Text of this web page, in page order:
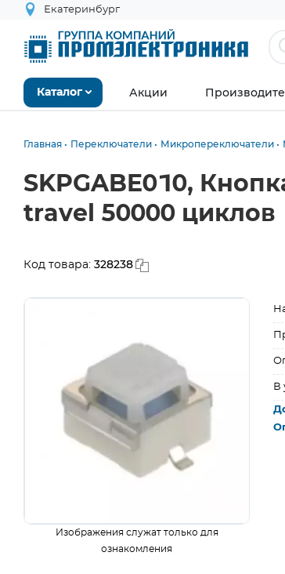
Екатеринбург
Каталог Акции
Главная Переключатели Микропереключатели
SKPGABE010,
travel 50000 циклов
Код товара: 328238
Изображения служат только для
ознакомления
В